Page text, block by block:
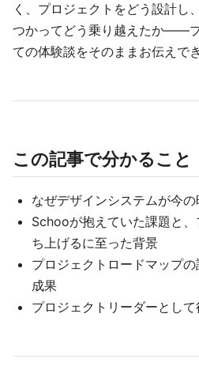
く、プロジェクトをどう設計し
つかってどう乗り越えたか——
ての体験談をそのままお伝えで
この記事で分かること
なぜデザインシステムが今
Schooが抱えていた課題と
ち上げるに至った背景
プロジェクトロードマップ
成果
プロジェクトリーダーとし